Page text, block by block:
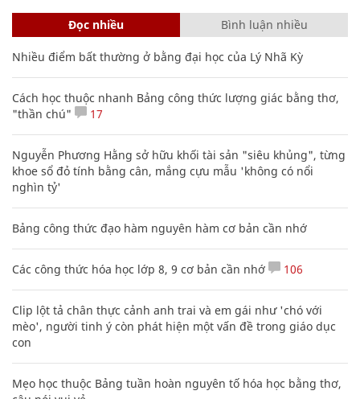
Đọc nhiều Bình luận nhiều
Nhiều điểm bất thường ở bằng đại học của Lý Nhã Kỳ
Cách học thuộc nhanh Bảng công thức lượng giác bằng thơ,
"thần chú"
17
Nguyễn Phương Hằng sở hữu khối tài sản "siêu khủng", từng
khoe sổ đỏ tính bằng cân, mắng cựu mẫu 'không có nổi
nghìn tỷ'
Bảng công thức đạo hàm nguyên hàm cơ bản cần nhớ
Các công thức hóa học lớp 8, 9 cơ bản cần nhớ 106
Clip lột tả chân thực cảnh anh trai và em gái như 'chó với
mèo', người tinh ý còn phát hiện một vấn đề trong giáo dục
con
Mẹo học thuộc Bảng tuần hoàn nguyên tố hóa học bằng thơ,